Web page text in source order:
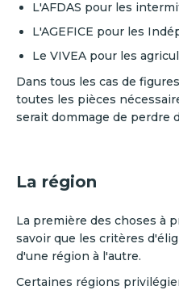
L'AFDAS pour les
L'AGEFICE pour les
Le VIVEA pour les
Dans tous les cas de
toutes les pièces
serait dommage de
La région
La première des choses à
savoir que les critères
d'une région à l'autre.
Certaines régions